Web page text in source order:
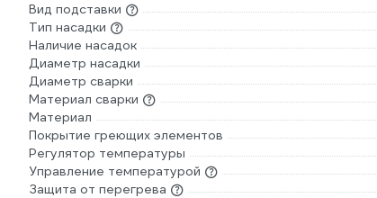
Вид подставки
Тип насадки
Наличие насадок
Диаметр насадки
Диаметр сварки
Материал сварки
Материал
Покрытие греющих элементов
Регулятор температуры
Управление температурой
Защита от перегрева